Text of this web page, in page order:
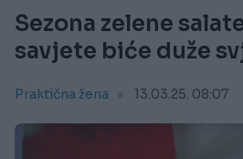
Sezona zelene
savjete biće duže
Praktična žena 13.03.25. 08:07